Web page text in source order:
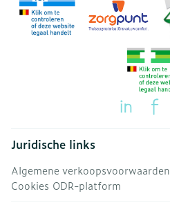
Juridische links
Algemene verkoopsvoorwaarden
Cookies ODR-platform